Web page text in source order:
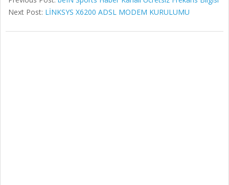
Next Post: LİNKSYS X6200 ADSL MODEM KURULUMU